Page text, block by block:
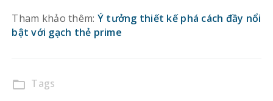
Tham khảo thêm: Ý tưởng thiết kế phá cách đầy nổi
bật với gạch thẻ prime
folder_open Tags